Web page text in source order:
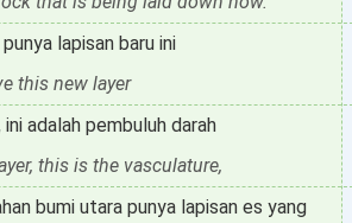
lapisan baru ini
this new layer
ini adalah pembuluh darah
this is the vasculature,
bumi utara punya lapisan es yang